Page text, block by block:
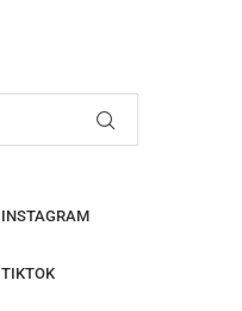
INSTAGRAM
TIKTOK